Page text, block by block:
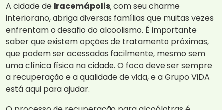
A cidade de Iracemápolis, com seu charme
interiorano, abriga diversas famílias que muitas vezes
enfrentam o desafio do alcoolismo. É importante
saber que existem opções de tratamento próximas,
que podem ser acessadas facilmente, mesmo sem
uma clínica física na cidade. O foco deve ser sempre
a recuperação e a qualidade de vida, e a Grupo ViDA
está aqui para ajudar.